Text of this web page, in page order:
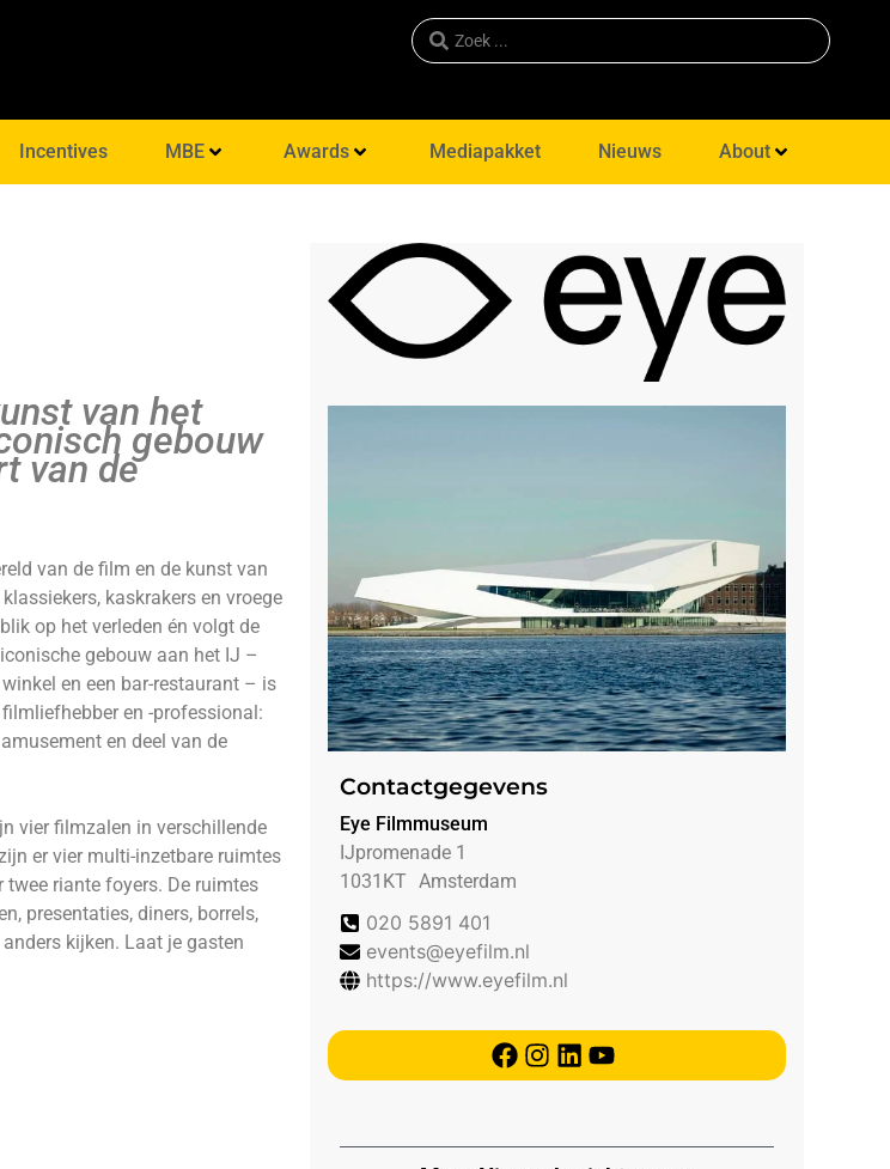
Incentives MBE Awards Mediapakket Nieuws About
van het
gebouw
van de
van de film en de kunst van
kaskrakers en vroege
op het verleden én volgt de
gebouw aan het IJ –
en een bar-restaurant – is
en -professional:
en deel van de
vier filmzalen in verschillende
er vier multi-inzetbare ruimtes
riante foyers. De ruimtes
presentaties, diners, borrels,
kijken. Laat je gasten
Contactgegevens
Eye Filmmuseum
IJpromenade 1
1031KT Amsterdam
020 5891 401
events@eyefilm.nl
https://www.eyefilm.nl